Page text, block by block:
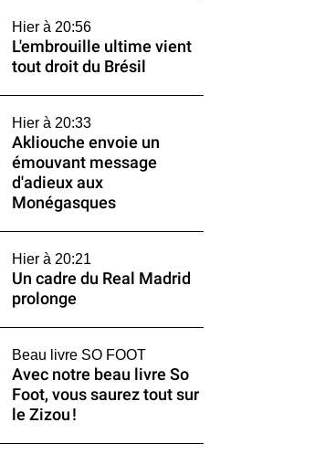
Hier à 20:56
L'embrouille ultime vient
tout droit du Brésil
Hier à 20:33
Akliouche envoie un
émouvant message
d'adieux aux
Monégasques
Hier à 20:21
Un cadre du Real Madrid
prolonge
Beau livre SO FOOT
Avec notre beau livre So
Foot, vous saurez tout sur
le Zizou !